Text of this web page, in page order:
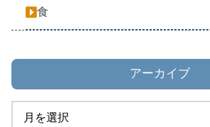
食
アーカイブ